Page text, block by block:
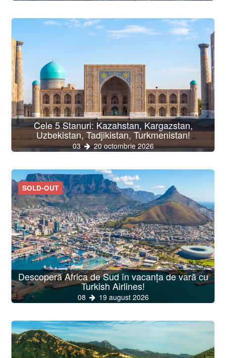
Cele 5 Stanuri: Kazahstan, Kargazstan,
Uzbekistan, Tadjikistan, Turkmenistan!
03 20 octombrie 2026
SOLD-OUT
Descoperă Africa de Sud în vacanța de vară cu
Turkish Airlines!
08 19 august 2026